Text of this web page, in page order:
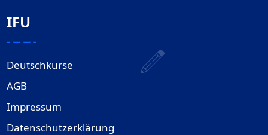
IFU
Deutschkurse
AGB
Impressum
Datenschutzerklärung